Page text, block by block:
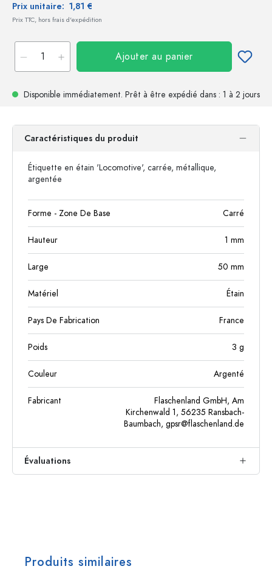
Prix unitaire: 1,81 €
Prix TTC, hors frais d'expédition
Ajouter au panier
Disponible immédiatement. Prêt à être expédié dans : 1 à 2 jours
Caractéristiques du produit
Étiquette en étain 'Locomotive', carrée, métallique,
argentée
Forme - Zone De Base Carré
Hauteur 1 mm
Large 50 mm
Matériel Étain
Pays De Fabrication France
Poids 3 g
Couleur Argenté
Fabricant
Flaschenland GmbH, Am
Kirchenwald 1, 56235 Ransbach-
Baumbach, gpsr@flaschenland.de
Évaluations
Produits similaires